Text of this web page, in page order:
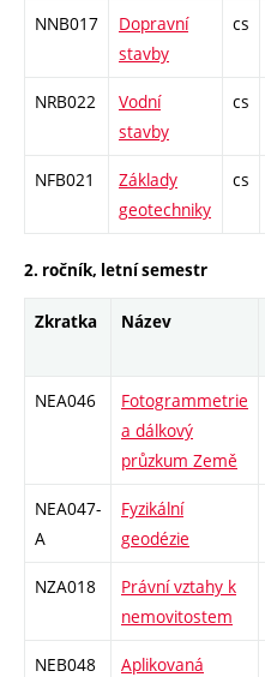
NNB017
Dopravní
stavby
cs
NRB022
Vodní
stavby
cs
NFB021
Základy
geotechniky
cs
2. ročník, letní semestr
Zkratka Název
NEA046
Fotogrammetrie
a dálkový
průzkum Země
NEA047-
A
Fyzikální
geodézie
NZA018
Právní vztahy k
nemovitostem
NEB048
Aplikovaná